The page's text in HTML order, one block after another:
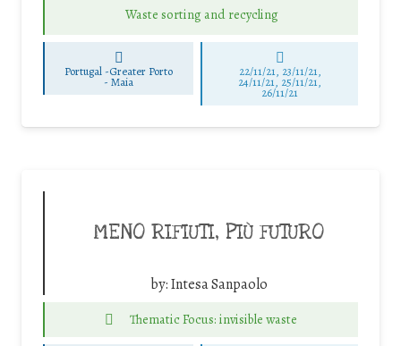
Waste sorting and recycling
Portugal -Greater Porto
-Maia
22/11/21, 23/11/21,
24/11/21, 25/11/21,
26/11/21
MENO RIFIUTI, PIÙ FUTURO
by:Intesa Sanpaolo
Thematic Focus: invisible waste